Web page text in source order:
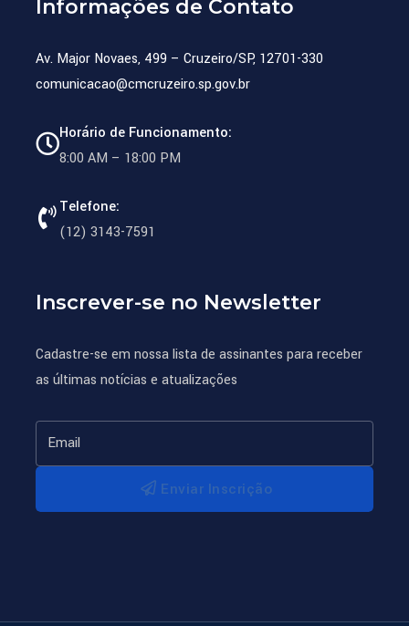
Informações de Contato
Av. Major Novaes, 499 – Cruzeiro/SP, 12701-330
comunicacao@cmcruzeiro.sp.gov.br
Horário de Funcionamento:
8:00 AM – 18:00 PM
Telefone:
(12) 3143-7591
Inscrever-se no Newsletter
Cadastre-se em nossa lista de assinantes para receber
as últimas notícias e atualizações
Enviar Inscrição